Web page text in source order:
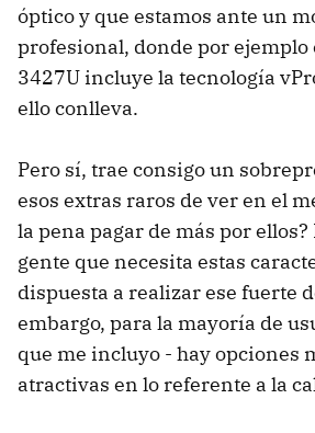
óptico y que estamos ante un
profesional, donde por ejemplo
3427U incluye la tecnología
ello conlleva.
Pero sí, trae consigo un
esos extras raros de ver en el
la pena pagar de más por
gente que necesita estas
dispuesta a realizar ese fuerte
embargo, para la mayoría de
que me incluyo - hay opciones
atractivas en lo referente a la